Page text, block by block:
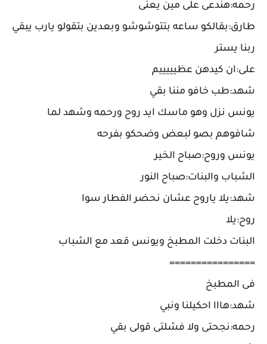
رحمه:هندعى على مين يعنى
طارق:بقالكو ساعه بتتوشوشو وبعدين بتقولو يارب يبقي
ربنا يستر
على:ان كيدهن عظيييييم
شهد:طب خافو مننا بقي
يونس نزل وهو ماسك ايد روح ورحمه وشهد لما
شافوهم بصو لبعض وضحكو بفرحه
يونس وروح:صباح الخير
الشباب والبنات:صباح النور
شهد:يلا ياروح عشان نحضر الفطار سوا
روح:يلا
البنات دخلت المطبخ ويونس قعد مع الشباب
================
فى المطبخ
شهد:هااا احكيلنا ونبي
رحمه:نجحتى ولا فشلتى قولى بقي